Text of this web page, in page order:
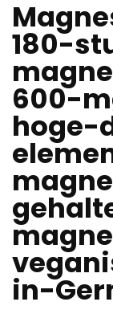
180-
600-
hoge-
in-